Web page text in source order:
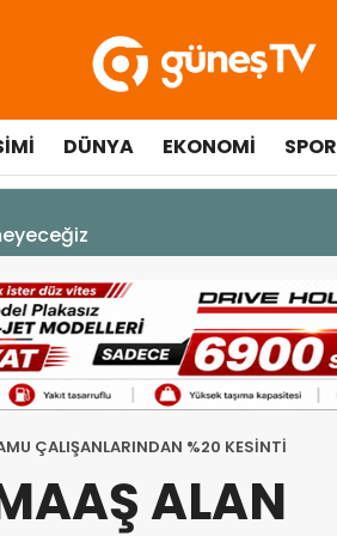
DÜNYA EKONOMI SPOR
ÇALIŞANLARINDAN %20 KESİNTİ
ALAN